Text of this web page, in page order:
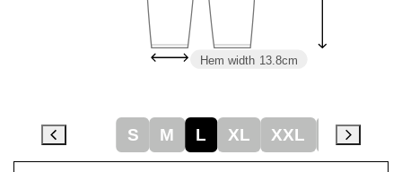
Hem width 13.8cm
S M L XL XXL XXXL